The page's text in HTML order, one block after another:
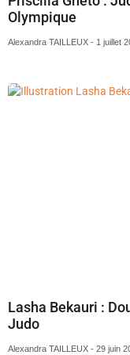
Olympique
Alexandra TAILLEUX 1 juillet
Lasha Bekauri :
Judo
Alexandra TAILLEUX 29 juin